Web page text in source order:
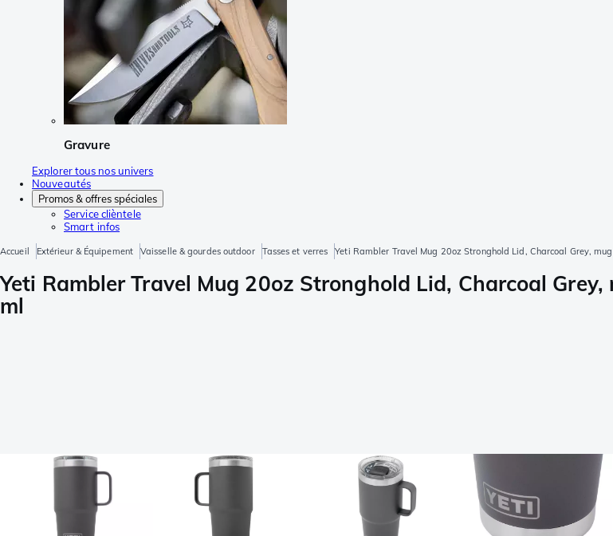
Gravure
Explorer tous nos univers
Nouveautés
Promos & offres spéciales
Service clièntele
Smart infos
Accueil Extérieur & Équipement Vaisselle & gourdes outdoor Tasses et verres Yeti Rambler Travel Mug 20oz Stronghold Lid, Charcoal Grey,
Yeti Rambler Travel Mug 20oz Stronghold Lid, Charcoal
ml